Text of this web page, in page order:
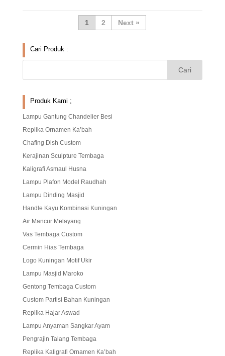
1 2 »
Cari Produk :
Produk Kami ;
Lampu Gantung Chandelier Besi
Replika Ornamen Ka’bah
Chafing Dish Custom
Kerajinan Sculpture Tembaga
Kaligrafi Asmaul Husna
Lampu Plafon Model Raudhah
Lampu Dinding Masjid
Handle Kayu Kombinasi Kuningan
Air Mancur Melayang
Vas Tembaga Custom
Cermin Hias Tembaga
Logo Kuningan Motif Ukir
Lampu Masjid Maroko
Gentong Tembaga Custom
Custom Partisi Bahan Kuningan
Replika Hajar Aswad
Lampu Anyaman Sangkar Ayam
Pengrajin Talang Tembaga
Replika Kaligrafi Ornamen Ka’bah